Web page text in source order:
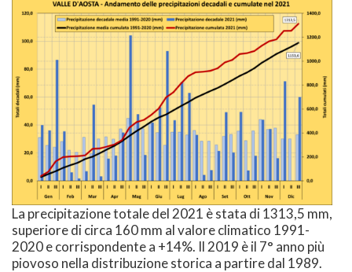
La precipitazione totale del 2021 è stata di 1313,5 mm,
superiore di circa 160 mm al valore climatico 1991-
2020 e corrispondente a +14%. Il 2019 è il 7° anno più
piovoso nella distribuzione storica a partire dal 1989.